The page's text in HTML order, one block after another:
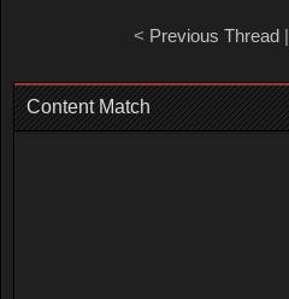
< Previous Thread|
Content Match